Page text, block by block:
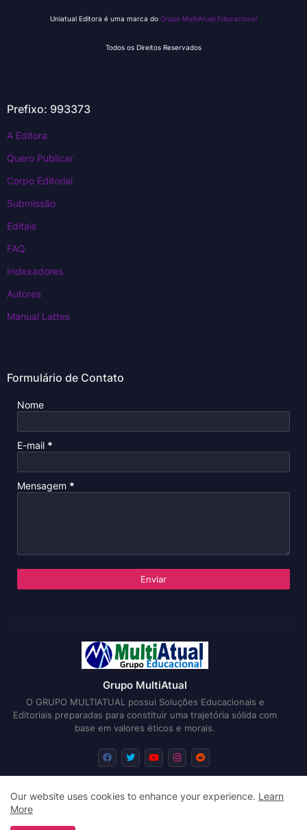
Uniatual Editora é uma marca do Grupo MultiAtual Educacional
Todos os Direitos Reservados
Prefixo: 993373
A Editora
Quero Publicar
Corpo Editorial
Submissão
Editais
FAQ
Indexadores
Autores
Manual Lattes
Formulário de Contato
Nome
E-mail *
Mensagem *
Grupo MultiAtual
O GRUPO MULTIATUAL possui Soluções Educacionais e
Editoriais preparadas para constituir uma trajetória sólida com
base em valores éticos e morais.
Our website uses cookies to enhance your experience. Learn
More